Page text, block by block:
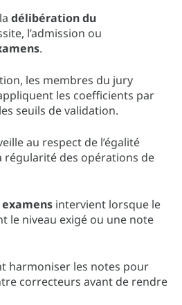
délibération du
l’admission ou
.
les membres du jury
les coefficients par
seuils de validation.
au respect de l’égalité
régularité des opérations de
intervient lorsque le
le niveau exigé ou une note
harmoniser les notes pour
correcteurs avant de rendre